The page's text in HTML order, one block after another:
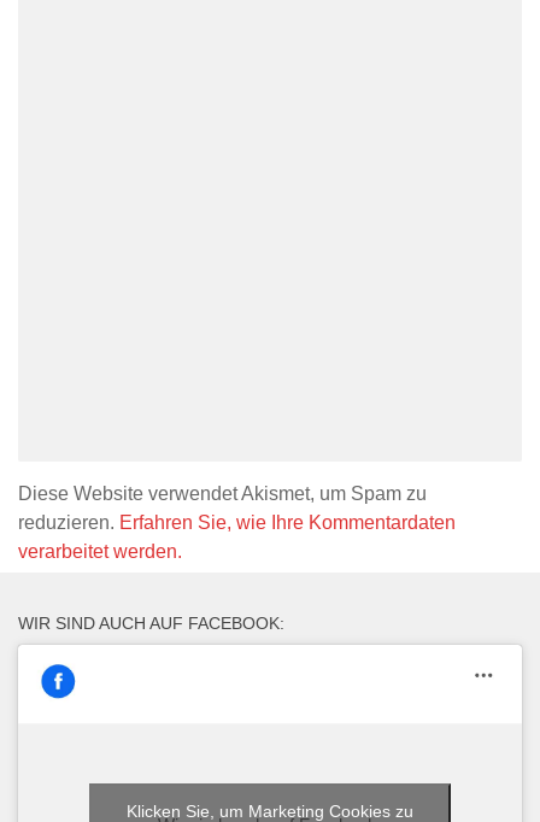
Diese Website verwendet Akismet, um Spam zu
reduzieren. Erfahren Sie, wie Ihre Kommentardaten
verarbeitet werden.
WIR SIND AUCH AUF FACEBOOK:
Klicken Sie, um Marketing Cookies zu